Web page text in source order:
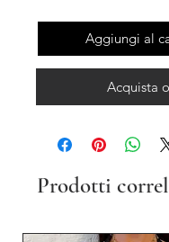
Aggiungi al
Acquista
Prodotti